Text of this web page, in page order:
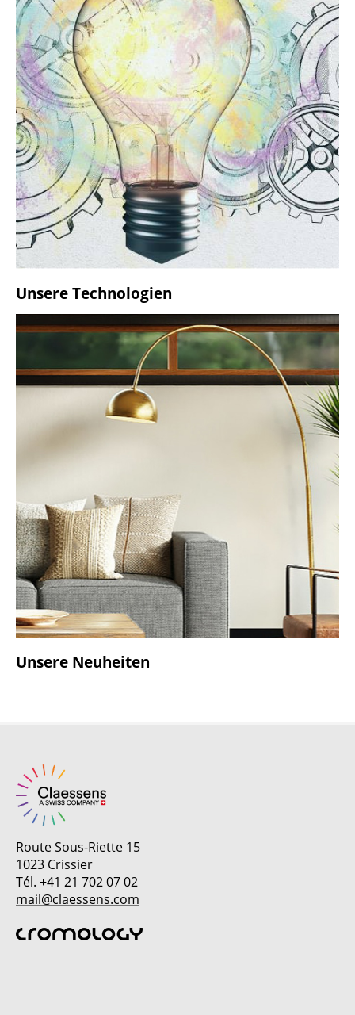
Unsere Technologien
Unsere Neuheiten
Route Sous-Riette 15
1023 Crissier
Tél. +41 21 702 07 02
mail@claessens.com